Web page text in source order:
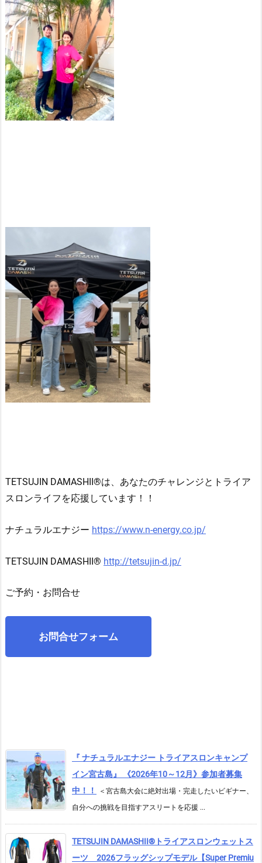
TETSUJIN DAMASHII ®︎は、 あなたのチャレンジとトライア
スロンライフを応援しています！！
ナチュラルエナジー https://www.n-energy.co.jp/
TETSUJIN DAMASHII® http://tetsujin-d.jp/
ご予約・お問合せ
お問合せフォーム
『 ナチュラルエナジー トライアスロンキャンプ
イン宮古島』 《2026年10～12月》参加者募集
中！！
＜宮古島大会に絶対出場・完走したいビギナー、
自分への挑戦を目指すアスリートを応援 ...
TETSUJIN DAMASHII®︎トライアスロンウェットス
ーツ 2026フラッグシップモデル【Super Premiu